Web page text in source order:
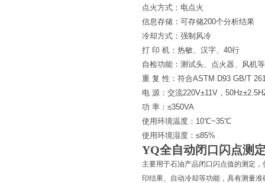
点火方式：电点火
信息存储：可存储200个分析结果
冷却方式：强制风冷
打 印 机：热敏、汉字、40行
自检功能：测试头、点火器、风机等
重 复 性：符合ASTM D93 GB/T
电 源：交流220V±11V，
功 率：≤350VA
使用环境温度：10℃~35℃
使用环境湿度：≤85%
YQ全自动闭口闪点测
主要用于石油产品闭口闪点值的测定
印结果、自动冷却等功能，具有测量